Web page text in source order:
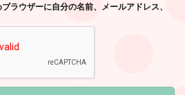
ラウザーに自分の名前、メールアドレス、